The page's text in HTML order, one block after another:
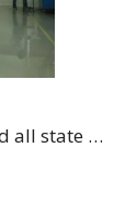
all state …